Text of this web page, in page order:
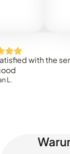
with the service